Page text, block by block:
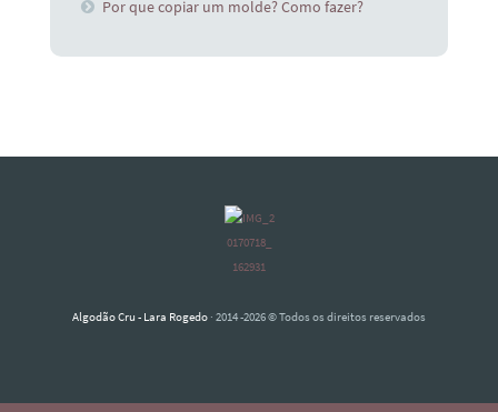
Por que copiar um molde? Como fazer?
Algodão Cru - Lara Rogedo · 2014 -2026 © Todos os direitos reservados